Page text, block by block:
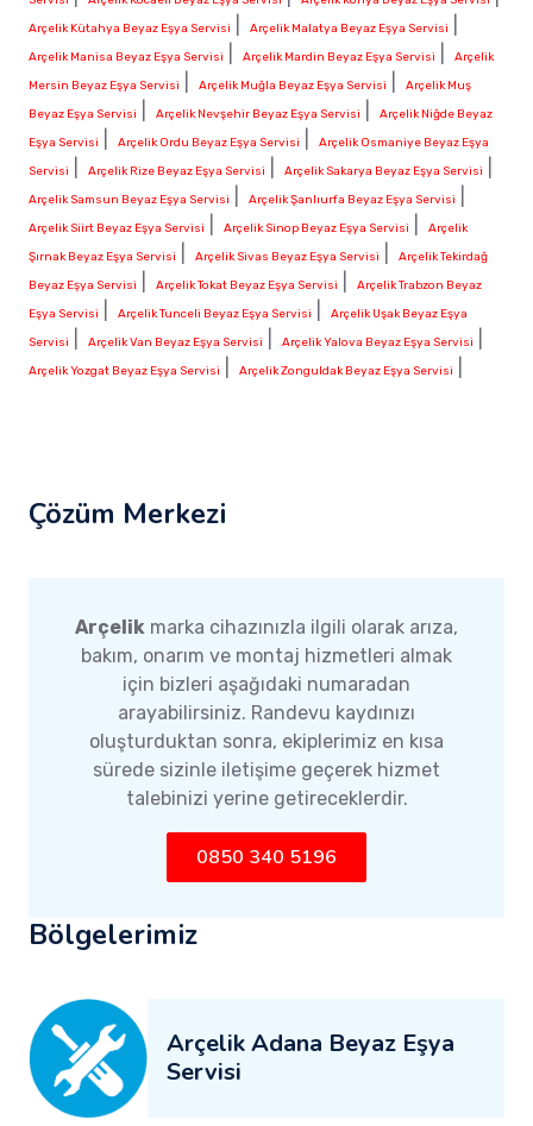
Arçelik Kütahya Beyaz Eşya Servisi Arçelik Malatya Beyaz Eşya Servisi
Arçelik Manisa Beyaz Eşya Servisi Arçelik Mardin Beyaz Eşya Servisi
Arçelik
Mersin Beyaz Eşya Servisi
Arçelik Muğla Beyaz Eşya Servisi
Arçelik Muş
Beyaz Eşya Servisi
Arçelik Nevşehir Beyaz Eşya Servisi
Arçelik Niğde Beyaz
Eşya Servisi
Arçelik Ordu Beyaz Eşya Servisi
Arçelik Osmaniye Beyaz Eşya
Servisi
Arçelik Rize Beyaz Eşya Servisi Arçelik Sakarya Beyaz Eşya Servisi
Arçelik Samsun Beyaz Eşya Servisi Arçelik Şanlıurfa Beyaz Eşya Servisi
Arçelik Siirt Beyaz Eşya Servisi Arçelik Sinop Beyaz Eşya Servisi
Arçelik
Şırnak Beyaz Eşya Servisi
Arçelik Sivas Beyaz Eşya Servisi
Arçelik Tekirdağ
Beyaz Eşya Servisi
Arçelik Tokat Beyaz Eşya Servisi
Arçelik Trabzon Beyaz
Eşya Servisi
Arçelik Tunceli Beyaz Eşya Servisi
Arçelik Uşak Beyaz Eşya
Servisi
Arçelik Van Beyaz Eşya Servisi Arçelik Yalova Beyaz Eşya Servisi
Arçelik Yozgat Beyaz Eşya Servisi Arçelik Zonguldak Beyaz Eşya Servisi
Çözüm Merkezi
Arçelik marka cihazınızla ilgili olarak arıza,
bakım, onarım ve montaj hizmetleri almak
için bizleri aşağıdaki numaradan
arayabilirsiniz. Randevu kaydınızı
oluşturduktan sonra, ekiplerimiz en kısa
sürede sizinle iletişime geçerek hizmet
talebinizi yerine getireceklerdir.
0850 340 5196
Bölgelerimiz
Arçelik Adana Beyaz Eşya
Servisi